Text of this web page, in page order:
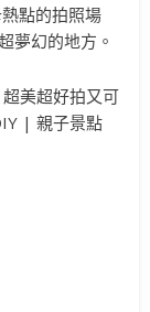
點的拍照場
夢幻的地方。